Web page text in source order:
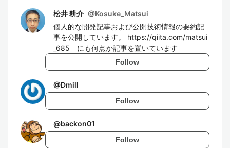
松井 耕介 @Kosuke_Matsui
個人的な開発記事および公開技術情報の要約記
事を公開しています。 https://qiita.com/matsui
_685 にも何点か記事を置いています
Follow
@Dmill
Follow
@backon01
Follow